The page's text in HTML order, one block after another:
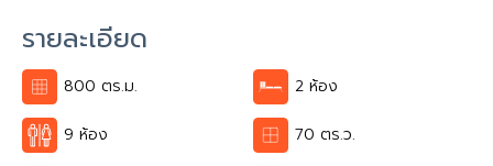
รายละเอียด
800 ตร.ม. 2 ห้อง
9 ห้อง 70 ตร.ว.